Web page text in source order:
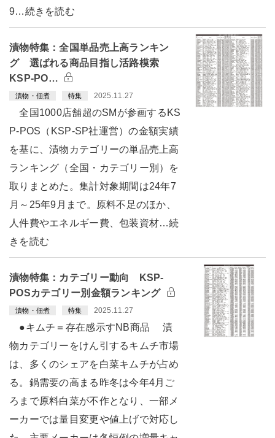
9…続きを読む
漬物特集：全国単品売上高ランキン
グ 選ばれる商品目指し活路模索
KSP-PO…
漬物・佃煮 特集 2025.11.27
全国1000店舗超のSMが参画するKS
P-POS（KSP-SP社運営）の金額実績
を基に、漬物カテゴリーの単品売上高
ランキング（全国・カテゴリー別）を
取りまとめた。集計対象期間は24年7
月～25年9月まで。原料不足のほか、
人件費やエネルギー費、包装資材…続
きを読む
漬物特集：カテゴリー動向 KSP-
POSカテゴリー別金額ランキング
漬物・佃煮 特集 2025.11.27
●キムチ＝存在感示すNB商品 漬
物カテゴリーをけん引するキムチ市場
は、多くのシェアを白菜キムチが占め
る。鍋需要の高まる昨冬は今年4月ご
ろまで原料白菜が不作となり、一部メ
ーカーでは量目変更や値上げで対応し